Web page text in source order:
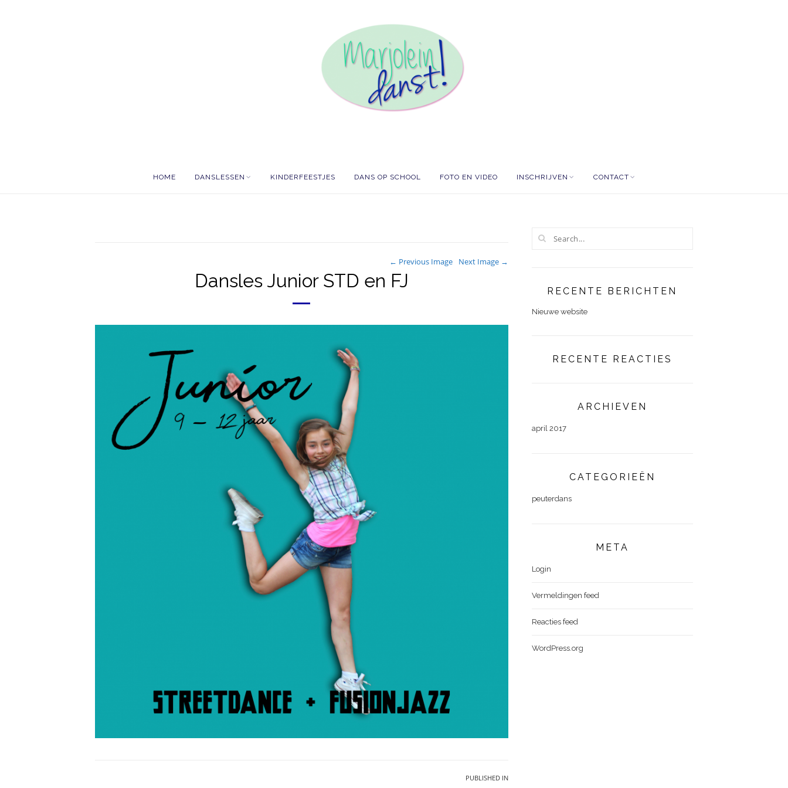
HOME DANSLESSEN KINDERFEESTJES DANS OP SCHOOL FOTO EN VIDEO INSCHRIJVEN CONTACT
← Previous Image Next Image →
Dansles Junior STD en FJ
PUBLISHED IN
RECENTE BERICHTEN
Nieuwe website
RECENTE REACTIES
ARCHIEVEN
april 2017
CATEGORIEËN
peuterdans
META
Login
Vermeldingen feed
Reacties feed
WordPress.org